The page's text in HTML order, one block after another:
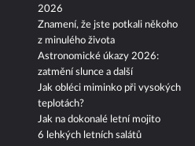
2026
Znamení, že jste potkali někoho
z minulého života
Astronomické úkazy 2026:
zatmění slunce a další
Jak obléci miminko při vysokých
teplotách?
Jak na dokonalé letní mojito
6 lehkých letních salátů